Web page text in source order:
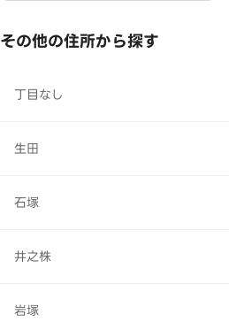
その他の住所から探す
丁目なし
生田
石塚
井之株
岩塚